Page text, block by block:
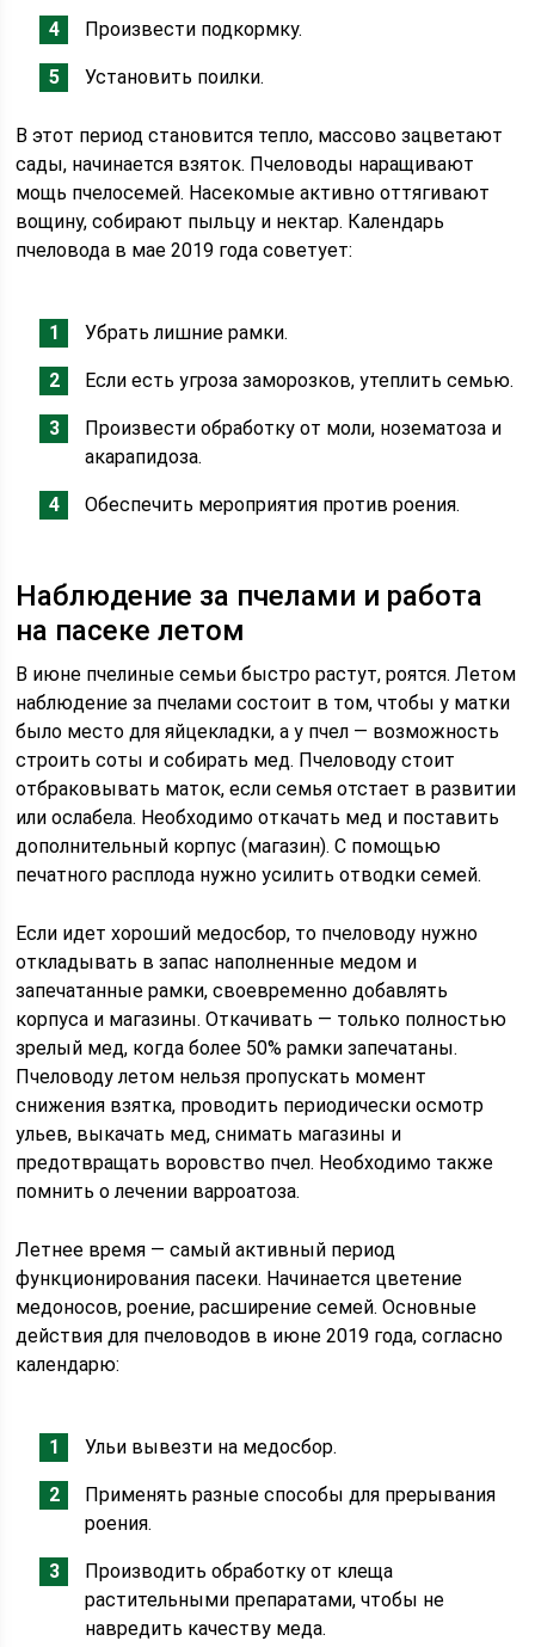
Произвести подкормку.
Установить поилки.
В этот период становится тепло, массово зацветают
сады, начинается взяток. Пчеловоды наращивают
мощь пчелосемей. Насекомые активно оттягивают
вощину, собирают пыльцу и нектар. Календарь
пчеловода в мае 2019 года советует:
Убрать лишние рамки.
Если есть угроза заморозков, утеплить семью.
Произвести обработку от моли, нозематоза и
акарапидоза.
Обеспечить мероприятия против роения.
Наблюдение за пчелами и работа
на пасеке летом
В июне пчелиные семьи быстро растут, роятся. Летом
наблюдение за пчелами состоит в том, чтобы у матки
было место для яйцекладки, а у пчел — возможность
строить соты и собирать мед. Пчеловоду стоит
отбраковывать маток, если семья отстает в развитии
или ослабела. Необходимо откачать мед и поставить
дополнительный корпус (магазин). С помощью
печатного расплода нужно усилить отводки семей.
Если идет хороший медосбор, то пчеловоду нужно
откладывать в запас наполненные медом и
запечатанные рамки, своевременно добавлять
корпуса и магазины. Откачивать — только полностью
зрелый мед, когда более 50% рамки запечатаны.
Пчеловоду летом нельзя пропускать момент
снижения взятка, проводить периодически осмотр
ульев, выкачать мед, снимать магазины и
предотвращать воровство пчел. Необходимо также
помнить о лечении варроатоза.
Летнее время — самый активный период
функционирования пасеки. Начинается цветение
медоносов, роение, расширение семей. Основные
действия для пчеловодов в июне 2019 года, согласно
календарю:
Ульи вывезти на медосбор.
Применять разные способы для прерывания
роения.
Производить обработку от клеща
растительными препаратами, чтобы не
навредить качеству меда.